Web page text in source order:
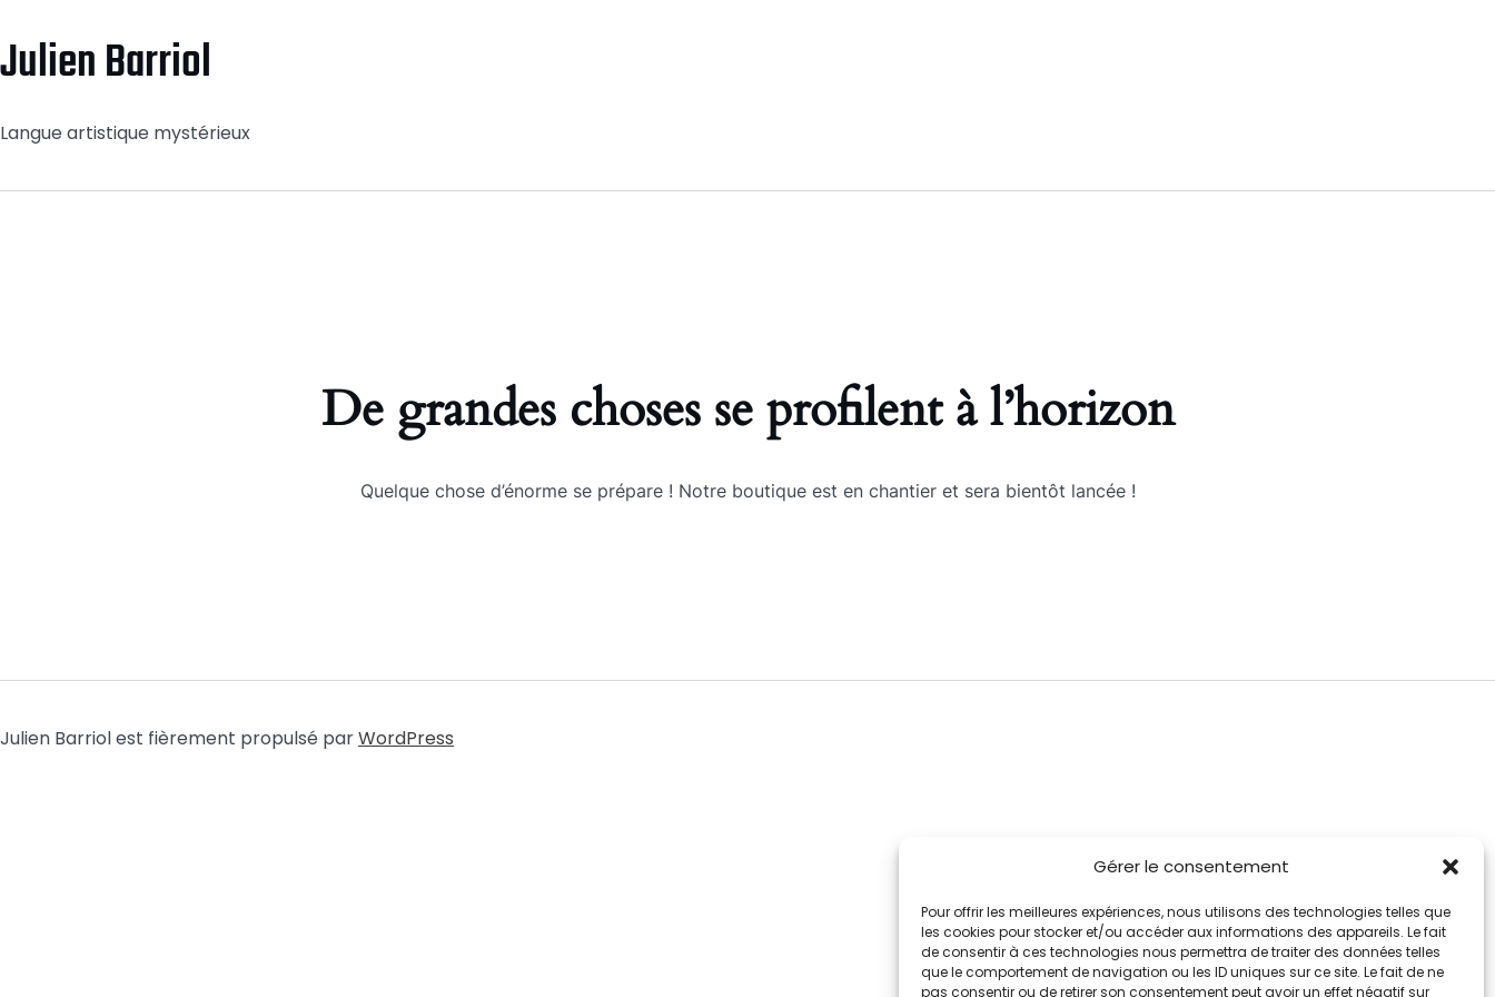
Gérer le consentement
Pour offrir les meilleures expériences, nous utilisons des technologies telles que
les cookies pour stocker et/ou accéder aux informations des appareils. Le fait
de consentir à ces technologies nous permettra de traiter des données telles
que le comportement de navigation ou les ID uniques sur ce site. Le fait de ne
pas consentir ou de retirer son consentement peut avoir un effet négatif sur
Julien Barriol
Langue artistique mystérieux
De grandes choses se profilent à l’horizon
Quelque chose d’énorme se prépare ! Notre boutique est en chantier et sera bientôt lancée !
Julien Barriol est fièrement propulsé parWordPress